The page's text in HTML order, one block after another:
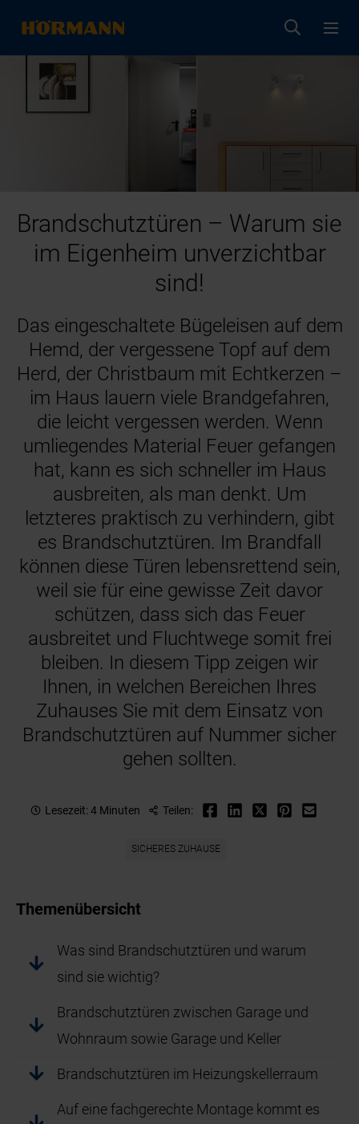
Brandschutztüren – Warum sie
im Eigenheim unverzichtbar
sind!
Das eingeschaltete Bügeleisen auf dem
Hemd, der vergessene Topf auf dem
Herd, der Christbaum mit Echtkerzen –
im Haus lauern viele Brandgefahren,
die leicht vergessen werden. Wenn
umliegendes Material Feuer gefangen
hat, kann es sich schneller im Haus
ausbreiten, als man denkt. Um
letzteres praktisch zu verhindern, gibt
es Brandschutztüren. Im Brandfall
können diese Türen lebensrettend sein,
weil sie für eine gewisse Zeit davor
schützen, dass sich das Feuer
ausbreitet und Fluchtwege somit frei
bleiben. In diesem Tipp zeigen wir
Ihnen, in welchen Bereichen Ihres
Zuhauses Sie mit dem Einsatz von
Brandschutztüren auf Nummer sicher
gehen sollten.
Lesezeit: 4 Minuten Teilen:
SICHERES ZUHAUSE
Themenübersicht
Was sind Brandschutztüren und warum
sind sie wichtig?
Brandschutztüren zwischen Garage und
Wohnraum sowie Garage und Keller
Brandschutztüren im Heizungskellerraum
Auf eine fachgerechte Montage kommt es